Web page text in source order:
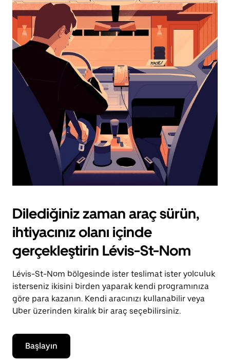
aşağı
ok
tuşuna
basın.
Takvimi
kapatmak
için
escape
tuşuna
basın.
Dilediğiniz zaman araç sürün,
ihtiyacınız olanı içinde
gerçekleştirin Lévis-St-Nom
Lévis-St-Nom bölgesinde ister teslimat ister yolculuk
isterseniz ikisini birden yaparak kendi programınıza
göre para kazanın. Kendi aracınızı kullanabilir veya
Uber üzerinden kiralık bir araç seçebilirsiniz.
Başlayın